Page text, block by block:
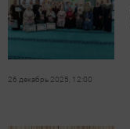
26 декабрь 2025, 12:00